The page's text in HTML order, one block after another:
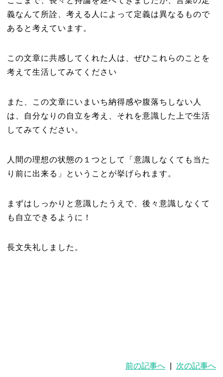
義なんて所詮、考える人によって定義は異なるもので
あると考えています。
この文章に共感してくれた人は、ぜひこれらのことを
考えて生活してみてください
また、この文章にいまいち納得感や腹落ちしない人
は、自分なりの自立を考え、それを意識した上で生活
してみてください。
人間の理想の状態の１つとして「意識しなくても当た
り前に出来る」ということが挙げられます。
まずはしっかりと意識したうえで、後々意識しなくて
も自立できるように！
長文失礼しました。
前の記事へ 次の記事へ